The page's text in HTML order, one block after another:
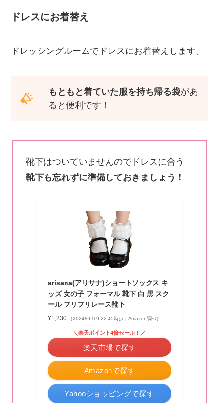
ドレスにお着替え
ドレッシングルームでドレスにお着替えします。
もともと着ていた服を持ち帰る袋があ
ると便利です！
靴下はついていませんのでドレスに合う
靴下も忘れずに準備しておきましょう！
arisana(アリサナ)ショートソックス キ
ッズ 女の子 フォーマル 靴下 白 黒 スク
ール フリフリレース靴下
¥1,230 （2024/06/19 22:45時点 | Amazon調べ）
Amazonで探す
＼楽天ポイント4倍セール！／
楽天市場で探す
Yahooショッピングで探す